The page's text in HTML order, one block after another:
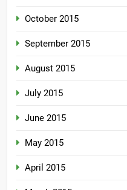
October 2015
September 2015
August 2015
July 2015
June 2015
May 2015
April 2015